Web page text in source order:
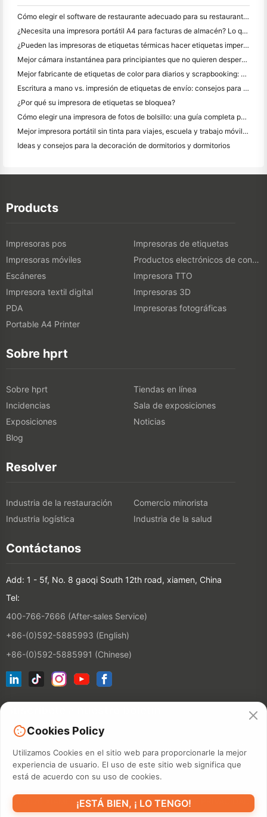
Cómo elegir el software de restaurante adecuado para su restaurante pequeño o mediano
¿Necesita una impresora portátil A4 para facturas de almacén? Lo que realmente funciona
¿Pueden las impresoras de etiquetas térmicas hacer etiquetas impermeables para productos de pequeñas empresas?
Mejor cámara instantánea para principiantes que no quieren desperdiciar papel
Mejor fabricante de etiquetas de color para diarios y scrapbooking: Añadir más color a cada página
Escritura a mano vs. impresión de etiquetas de envío: consejos para las pequeñas empresas en 2026
¿Por qué su impresora de etiquetas se bloquea?
Cómo elegir una impresora de fotos de bolsillo: una guía completa para los usuarios de diario, viajes y iPhone
Mejor impresora portátil sin tinta para viajes, escuela y trabajo móvil: Hanin MT620 Pro
Ideas y consejos para la decoración de dormitorios y dormitorios
Products
Impresoras pos
Impresoras de etiquetas
Impresoras móviles
Productos electrónicos de consumo
Escáneres
Impresora TTO
Impresora textil digital
Impresoras 3D
PDA
Impresoras fotográficas
Portable A4 Printer
Sobre hprt
Sobre hprt
Tiendas en línea
Incidencias
Sala de exposiciones
Exposiciones
Noticias
Blog
Resolver
Industria de la restauración
Comercio minorista
Industria logística
Industria de la salud
Contáctanos
Add: 1 - 5f, No. 8 gaoqi South 12th road, xiamen, China
Tel:
400-766-7666 (After-sales Service)
+86-(0)592-5885993 (English)
+86-(0)592-5885991 (Chinese)
©2026 XIAMEN HANIN CO., LTD.POLÍTICA DE PRIVACIDAD
PERÍODO DE USO MAPA DEL SITIO
Cookies Policy
Utilizamos Cookies en el sitio web para proporcionarle la mejor
experiencia de usuario. El uso de este sitio web significa que
está de acuerdo con su uso de cookies.
¡ESTÁ BIEN, ¡ LO TENGO!